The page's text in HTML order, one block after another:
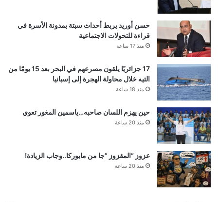
حسن أوريد يربط أحداث سبتة بمدونة الأسرة في
قراءة للتحولات الاجتماعية
منذ 17 ساعة
17 جزائريًا يلقون مصرعهم في البحر بعد 15 يومًا من
التيه خلال محاولة الهجرة إلى إسبانيا
منذ 18 ساعة
حين يهزم اللسان صاحبه…ياسمين المغور تعوي
منذ 20 ساعة
عزوز “المقزوز “جا من مايوركا..وجاب الزيادة!
منذ 20 ساعة